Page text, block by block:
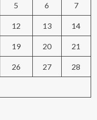
5 6 7
12 13 14
19 20 21
26 27 28